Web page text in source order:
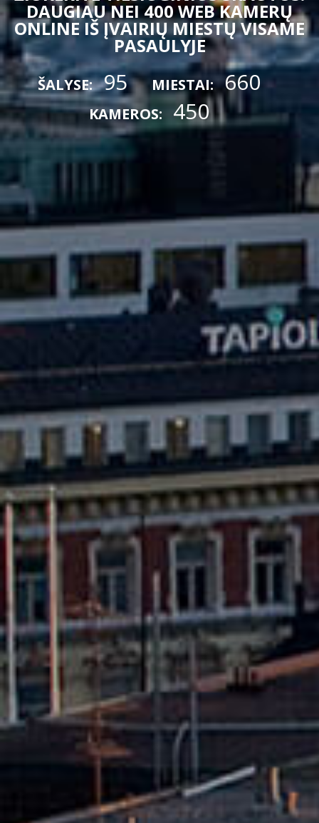
DAUGIAU NEI 400 WEB KAMERŲ
ONLINE IŠ ĮVAIRIŲ MIESTŲ VISAME
PASAULYJE
ŠALYSE: 95 MIESTAI: 660
KAMEROS: 450